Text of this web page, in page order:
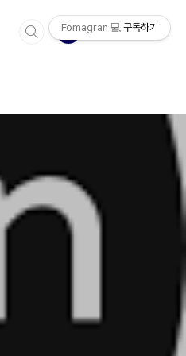
Fomagran 💻 구독하기